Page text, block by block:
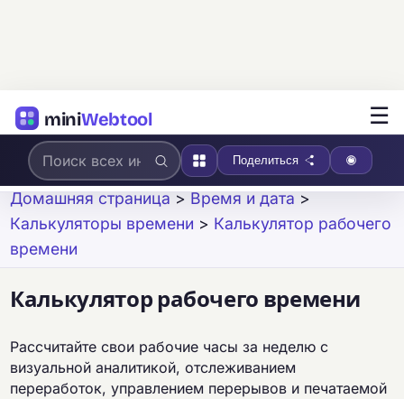
miniWebtool ☰
Поделиться
Домашняя страница > Время и дата >
Калькуляторы времени > Калькулятор рабочего
времени
Калькулятор рабочего времени
Рассчитайте свои рабочие часы за неделю с
визуальной аналитикой, отслеживанием
переработок, управлением перерывов и печатаемой